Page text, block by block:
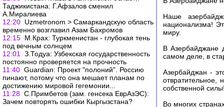
Таджикистана: Г.Афзалов сменил
А.Миралиева
12:20 Uzmetronom > Самаркандскую область
временно возглавил Азам Бахромов
12:15 М.Крах: Туркменистан - глубокая тень
под вечным солнцем
12:01
З.Тодуа: Узбекская государственность
постоянно проверяется на прочность
11:40 Guardian: Проект "полоний". Россию
пинают, потому что она мешает планам по
достижению мировой гегемонии...
11:28 C.Примбетов (зам. генсека ЕврАзЭС):
Зачем повторять ошибки Кыргызстана?
Наше
национализма!
миру.
В Азербайджане
самом деле, в
Азербайджан -
отвратительное,
собственной
Во многих